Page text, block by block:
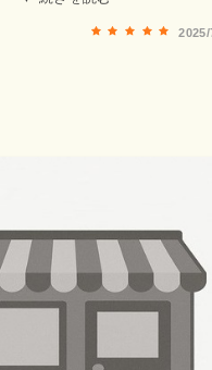
れの日にまたリベンジ
2025/